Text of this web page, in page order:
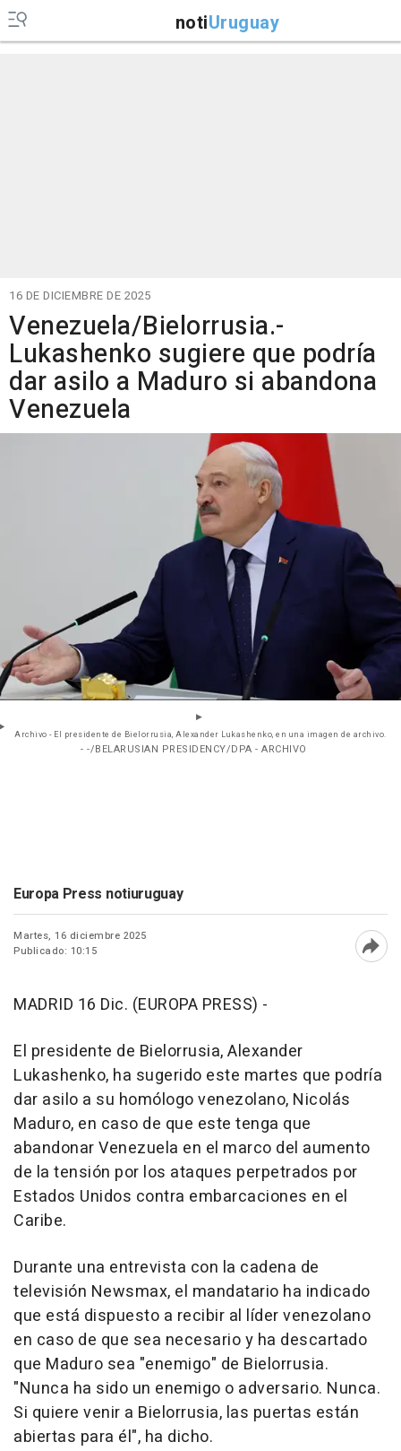
notiUruguay
16 DE DICIEMBRE DE 2025
Venezuela/Bielorrusia.-
Lukashenko sugiere que podría
dar asilo a Maduro si abandona
Venezuela
Archivo - El presidente de Bielorrusia, Alexander Lukashenko, en una imagen de archivo.
- -/BELARUSIAN PRESIDENCY/DPA - ARCHIVO
Europa Press notiuruguay
Martes, 16 diciembre 2025
Publicado: 10:15
MADRID 16 Dic. (EUROPA PRESS) -
El presidente de Bielorrusia, Alexander
Lukashenko, ha sugerido este martes que podría
dar asilo a su homólogo venezolano, Nicolás
Maduro, en caso de que este tenga que
abandonar Venezuela en el marco del aumento
de la tensión por los ataques perpetrados por
Estados Unidos contra embarcaciones en el
Caribe.
Durante una entrevista con la cadena de
televisión Newsmax, el mandatario ha indicado
que está dispuesto a recibir al líder venezolano
en caso de que sea necesario y ha descartado
que Maduro sea "enemigo" de Bielorrusia.
"Nunca ha sido un enemigo o adversario. Nunca.
Si quiere venir a Bielorrusia, las puertas están
abiertas para él", ha dicho.